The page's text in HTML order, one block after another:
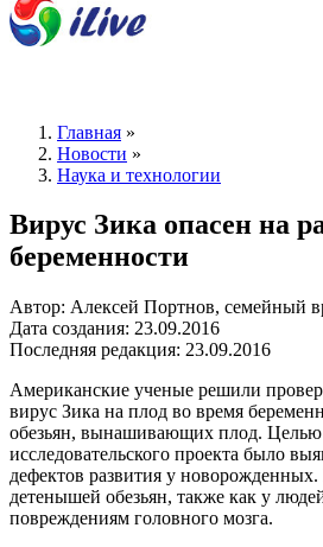
Главная »
Новости »
Наука и технологии
Вирус Зика опасен на
беременности
Автор: Алексей Портнов, семейный
Дата создания: 23.09.2016
Последняя редакция: 23.09.2016
Американские ученые решили
вирус Зика на плод во время
обезьян, вынашивающих плод. Целью
исследовательского проекта было
дефектов развития у
детенышей обезьян, также как у
повреждениям головного мозга.